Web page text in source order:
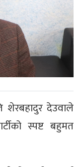
शेरबहादुर देउवाले
स्पष्ट बहुमत